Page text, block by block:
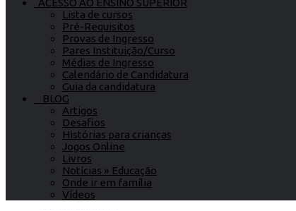
ACESSO AO ENSINO SUPERIOR
Lista de cursos
Pré-Requisitos
Provas de Ingresso
Pares Instituição/Curso
Médias de Ingresso
Calendário de Candidatura
Guia da candidatura
BLOG
Artigos
Desafios
Histórias para crianças
Jogos Online
Livros
Notícias » Educação
Onde ir em família
Vídeos